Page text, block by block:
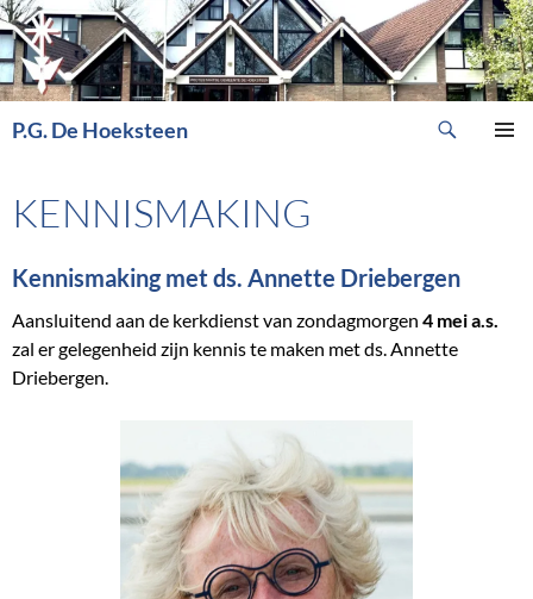
Ga
naar
de
inhoud
P.G. De Hoeksteen
KENNISMAKING
Kennismaking met ds. Annette Driebergen
Aansluitend aan de kerkdienst van zondagmorgen 4 mei a.s.
zal er gelegenheid zijn kennis te maken met ds. Annette
Driebergen.